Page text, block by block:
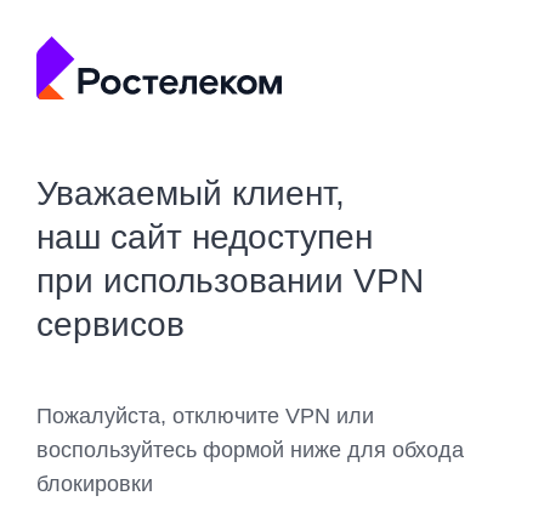
Уважаемый клиент,
наш сайт недоступен
при использовании VPN
сервисов
Пожалуйста, отключите VPN или
воспользуйтесь формой ниже для обхода
блокировки